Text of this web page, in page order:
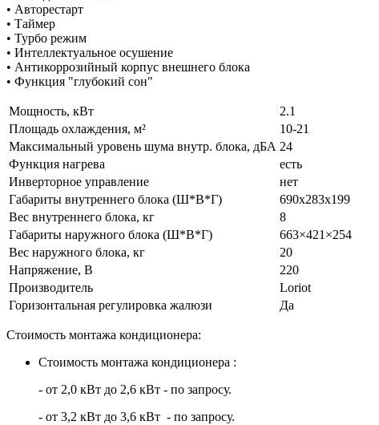
• Авторестарт
• Таймер
• Турбо режим
• Интеллектуальное осушение
• Антикоррозийный корпус внешнего блока
• Функция "глубокий сон"
Мощность, кВт
2.1
Площадь охлаждения, м²
10-21
Максимальный уровень шума внутр. блока, дБА 24
Функция нагрева
есть
Инверторное управление
нет
Габариты внутреннего блока (Ш*В*Г)
690х283х199
Вес внутреннего блока, кг
8
Габариты наружного блока (Ш*В*Г)
663×421×254
Вес наружного блока, кг
20
Напряжение, В
220
Производитель
Loriot
Горизонтальная регулировка жалюзи
Да
Стоимость монтажа кондиционера:
Стоимость монтажа кондиционера :
- от 2,0 кВт до 2,6 кВт - по запросу.
- от 3,2 кВт до 3,6 кВт - по запросу.